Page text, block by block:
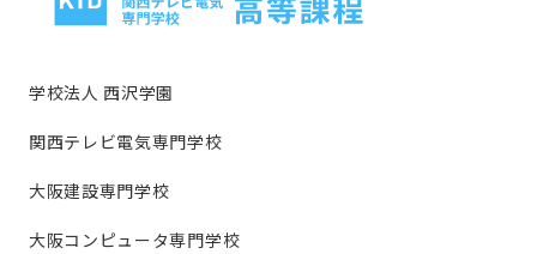
学校法人 西沢学園
関西テレビ電気専門学校
大阪建設専門学校
大阪コンピュータ専門学校